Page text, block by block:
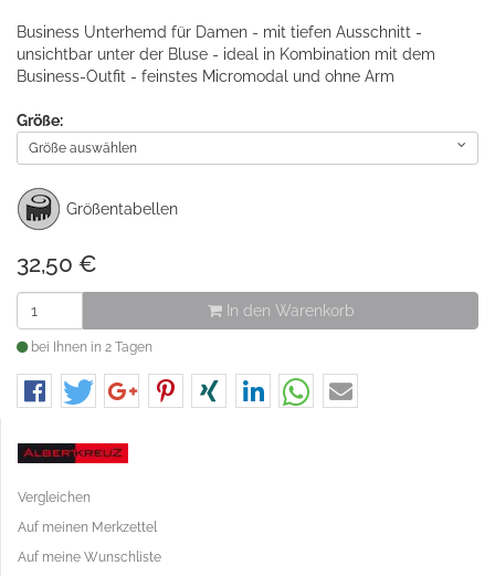
Business Unterhemd für Damen - mit tiefen Ausschnitt -
unsichtbar unter der Bluse - ideal in Kombination mit dem
Business-Outfit - feinstes Micromodal und ohne Arm
Größe:
Größe auswählen
Größentabellen
32,50 €
In den Warenkorb
bei Ihnen in 2 Tagen
Vergleichen
Auf meinen Merkzettel
Auf meine Wunschliste